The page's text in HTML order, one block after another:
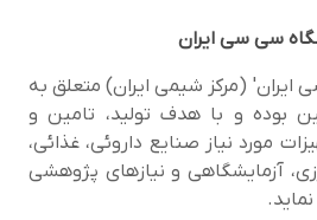
سی سی ایران
ایران' (مرکز شیمی ایران) متعلق به
بوده و با هدف تولید، تامین و
مورد نیاز صنایع داروئی، غذائی،
آزمایشگاهی و نیازهای پژوهشی